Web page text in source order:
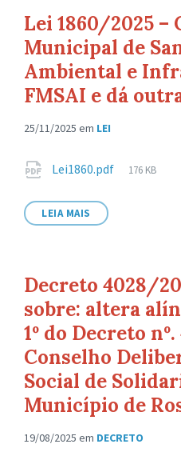
Lei 1860/2025 –
Municipal de
Ambiental e
FMSAI e dá
25/11/2025 em LEI
Anexos
Lei1860.pdf
Tamanho
176 KB
LEIA MAIS
Decreto 4028/
sobre: altera
1º do Decreto
Conselho
Social de
Município de
19/08/2025 em DECRETO